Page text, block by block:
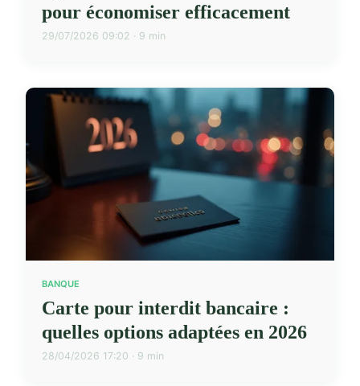
pour économiser efficacement
29/07/2026 09:02 · 9 min
BANQUE
Carte pour interdit bancaire :
quelles options adaptées en 2026
28/04/2026 17:20 · 9 min